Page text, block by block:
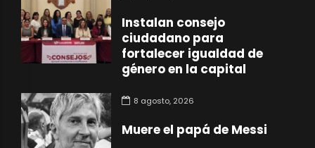
Instalan consejo
ciudadano para
fortalecer igualdad de
género en la capital
8 agosto, 2026
Muere el papá de Messi